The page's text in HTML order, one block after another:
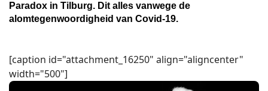
Paradox in Tilburg. Dit alles vanwege de
alomtegenwoordigheid van Covid-19.
[caption id="attachment_16250" align="aligncenter"
width="500"]